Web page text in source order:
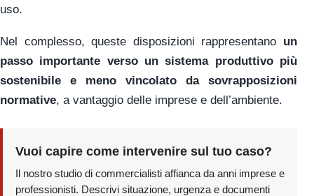
uso.
Nel complesso, queste disposizioni rappresentano un
passo importante verso un sistema produttivo più
sostenibile e meno vincolato da sovrapposizioni
normative, a vantaggio delle imprese e dell’ambiente.
Vuoi capire come intervenire sul tuo caso?
Il nostro studio di commercialisti affianca da anni imprese e
professionisti. Descrivi situazione, urgenza e documenti